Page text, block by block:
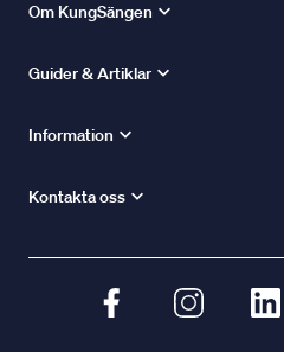
Om KungSängen
Guider & Artiklar
Information
Kontakta oss